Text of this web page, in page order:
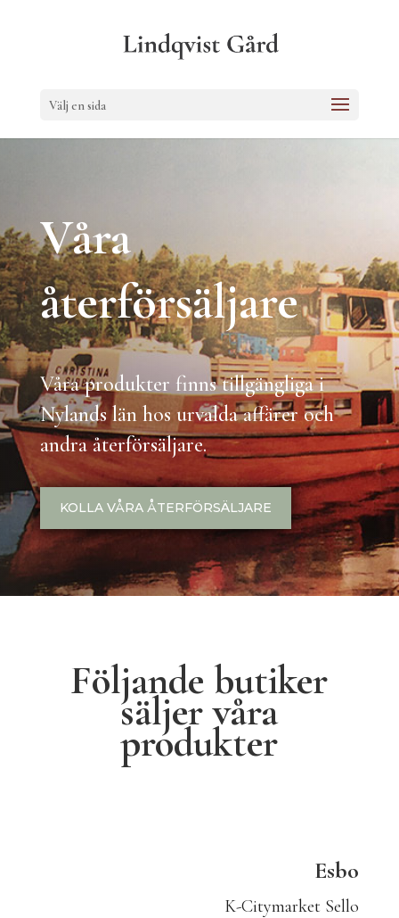
Välj en sida
Våra
återförsäljare
Våra produkter finns tillgängliga i
Nylands län hos urvalda affärer och
andra återförsäljare.
KOLLA VÅRA ÅTERFÖRSÄLJARE
Följande butiker
säljer våra
produkter
Esbo
K-Citymarket Sello